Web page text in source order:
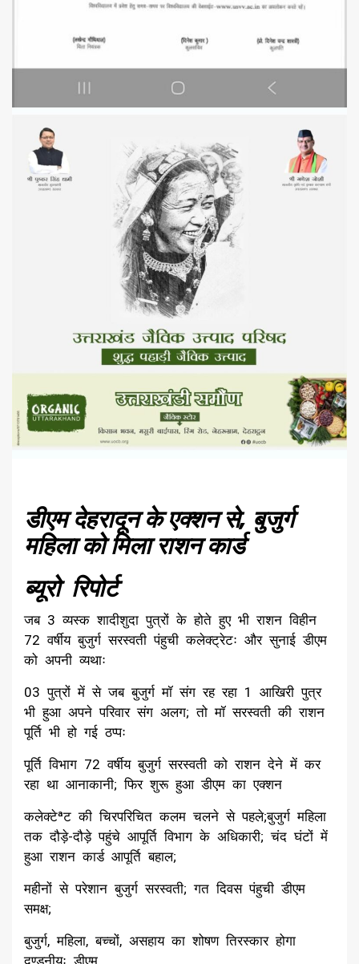
डीएम देहरादून के एक्शन से, बुजुर्ग
महिला को मिला राशन कार्ड
ब्यूरो रिपोर्ट
जब 3 व्यस्क शादीशुदा पुत्रों के होते हुए भी राशन विहीन
72 वर्षीय बुजुर्ग सरस्वती पंहुची कलेक्ट्रेटः और सुनाई डीएम
को अपनी व्यथाः
03 पुत्रों में से जब बुजुर्ग मॉ संग रह रहा 1 आखिरी पुत्र
भी हुआ अपने परिवार संग अलग; तो मॉ सरस्वती की राशन
पूर्ति भी हो गई ठप्पः
पूर्ति विभाग 72 वर्षीय बुजुर्ग सरस्वती को राशन देने में कर
रहा था आनाकानी; फिर शुरू हुआ डीएम का एक्शन
कलेक्टेªट की चिरपरिचित कलम चलने से पहले;बुजुर्ग महिला
तक दौड़े-दौड़े पहुंचे आपूर्ति विभाग के अधिकारी; चंद घंटों में
हुआ राशन कार्ड आपूर्ति बहाल;
महीनों से परेशान बुजुर्ग सरस्वती; गत दिवस पंहुची डीएम
समक्ष;
बुजुर्ग, महिला, बच्चों, असहाय का शोषण तिरस्कार होगा
दण्डनीयः डीएम